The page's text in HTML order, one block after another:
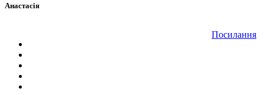
Анастасія
Посилання